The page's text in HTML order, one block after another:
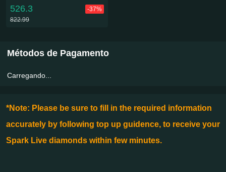
526.3
-37%
822.99
Métodos de Pagamento
Carregando...
*Note: Please be sure to fill in the required information
accurately by following top up guidence, to receive your
Spark Live diamonds within few minutes.